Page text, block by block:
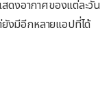
สดงอากาศของแต่ละวัน
งมีอีกหลายแอปที่ได้